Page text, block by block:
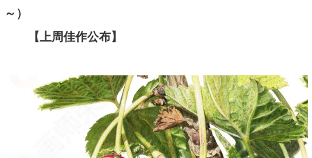
～）
【上周佳作公布】